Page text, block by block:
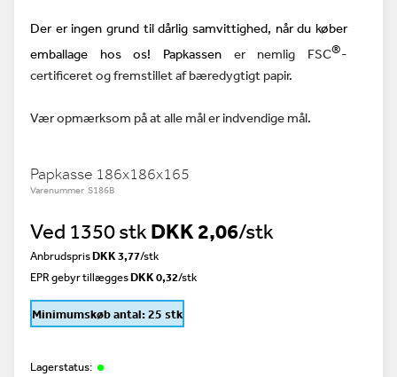
Der er ingen grund til dårlig samvittighed, når du køber
emballage hos os! Papkassen er nemlig FSC®-
certificeret og fremstillet af bæredygtigt papir.
Vær opmærksom på at alle mål er indvendige mål.
Papkasse 186x186x165
Varenummer S186B
Ved 1350 stk DKK 2,06/stk
AnbrudsprisDKK 3,77/stk
EPR gebyr tillæggesDKK 0,32/stk
Minimumskøb antal: 25 stk
Lagerstatus: